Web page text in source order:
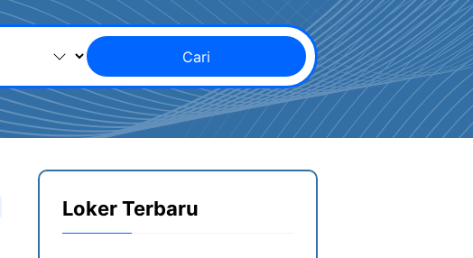
Cari
Loker Terbaru